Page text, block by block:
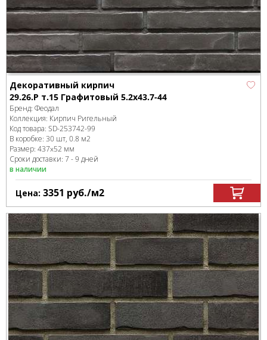
Декоративный кирпич
29.26.Р т.15 Графитовый 5.2x43.7-44
Бренд: Феодал
Коллекция: Кирпич Ригельный
Код товара: SD-253742-99
В коробке: 30 шт, 0.8 м2
Размер: 437x52 мм
Сроки доставки: 7 - 9 дней
в наличии
Цена: 3351 руб./м2